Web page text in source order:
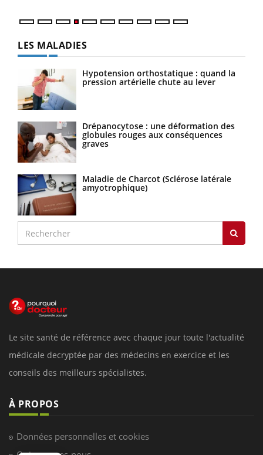
LES MALADIES
Hypotension orthostatique : quand la
pression artérielle chute au lever
Drépanocytose : une déformation des
globules rouges aux conséquences
graves
Maladie de Charcot (Sclérose latérale
amyotrophique)
Le site santé de référence avec chaque jour toute l'actualité
médicale decryptée par des médecins en exercice et les
conseils des meilleurs spécialistes.
À PROPOS
Données personnelles et cookies